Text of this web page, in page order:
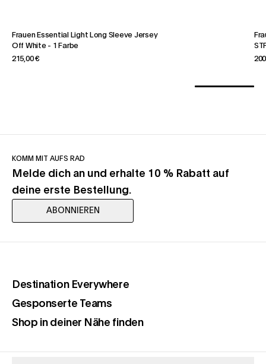
Frauen Essential Light Long Sleeve Jersey
Off White- 1 Farbe
215,00 €
KOMM MIT AUFS RAD
Melde dich an und erhalte 10 % Rabatt auf
deine erste Bestellung.
ABONNIEREN
Destination Everywhere(opens in a new tab)
Gesponserte Teams(opens in a new tab)
Shop in deiner Nähe finden(opens in a new tab)